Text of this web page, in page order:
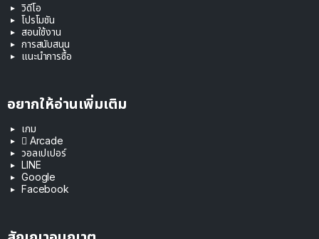
วิดีโอ
โปรโมชัน
สอนใช้งาน
การสนับสนุน
แนะนำการซื้อ
อยากให้อ่านเพิ่มเติม
เกม
 Arcade
วอลเปเปอร์
LINE
Google
Facebook